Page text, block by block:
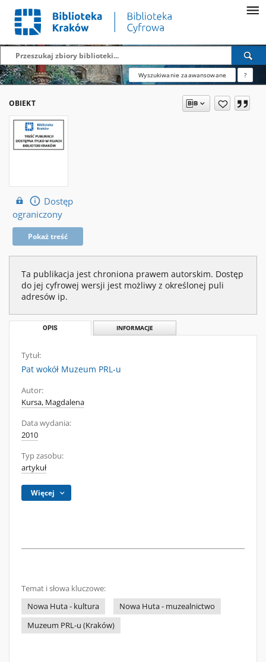
Wyszukiwanie zaawansowane ?
OBIEKT
Dostęp
ograniczony
Pokaż treść
Ta publikacja jest chroniona prawem autorskim. Dostęp
do jej cyfrowej wersji jest możliwy z określonej puli
adresów ip.
OPIS INFORMACJE
Tytuł:
Pat wokół Muzeum PRL-u
Autor:
Kursa, Magdalena
Data wydania:
2010
Typ zasobu:
artykuł
Więcej
Temat i słowa kluczowe:
Nowa Huta - kultura
Nowa Huta - muzealnictwo
Muzeum PRL-u (Kraków)